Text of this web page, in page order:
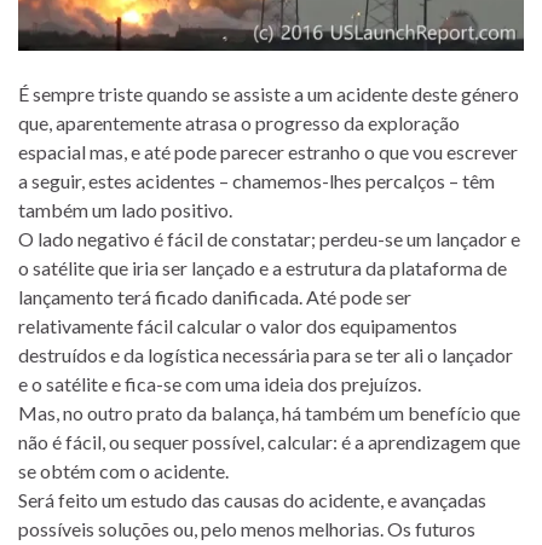
É sempre triste quando se assiste a um acidente deste género
que, aparentemente atrasa o progresso da exploração
espacial mas, e até pode parecer estranho o que vou escrever
a seguir, estes acidentes – chamemos-lhes percalços – têm
também um lado positivo.
O lado negativo é fácil de constatar; perdeu-se um lançador e
o satélite que iria ser lançado e a estrutura da plataforma de
lançamento terá ficado danificada. Até pode ser
relativamente fácil calcular o valor dos equipamentos
destruídos e da logística necessária para se ter ali o lançador
e o satélite e fica-se com uma ideia dos prejuízos.
Mas, no outro prato da balança, há também um benefício que
não é fácil, ou sequer possível, calcular: é a aprendizagem que
se obtém com o acidente.
Será feito um estudo das causas do acidente, e avançadas
possíveis soluções ou, pelo menos melhorias. Os futuros